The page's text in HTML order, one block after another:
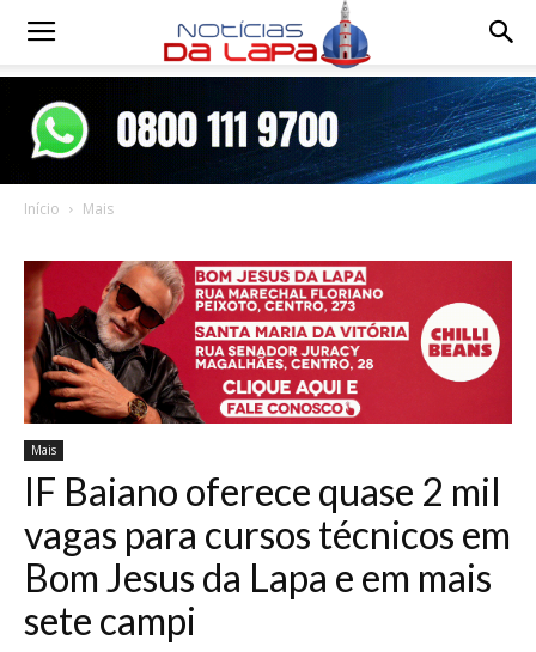
Notícias
Início Mais
Mais
IF Baiano oferece quase 2 mil
vagas para cursos técnicos em
Bom Jesus da Lapa e em mais
sete campi